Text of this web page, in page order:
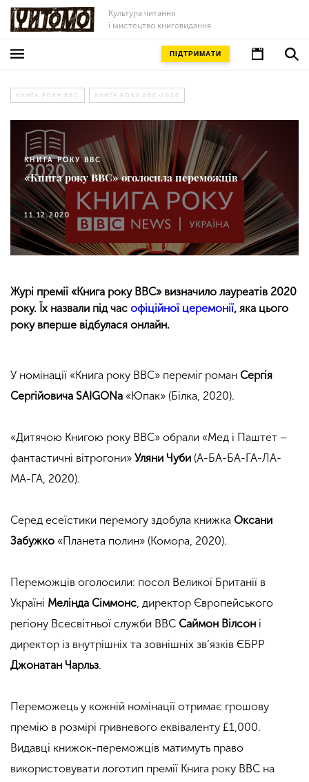
Культура читання
і мистецтво книговидання
ПІДТРИМАТИ
КНИГА РОКУ ВВС КНИГА РОКУ ВВС-2020
КНИГА РОКУ ВВС
«Книга року ВВС» оголосила переможців
11.12.2020
Журі премії «Книга року ВВС» визначило лауреатів 2020
року. Їх назвали під час офіційної церемонії, яка цього
року вперше відбулася онлайн.
У номінації «Книга року ВВС» переміг роман Сергія
Сергійовича SAIGONа «Юпак» (Білка, 2020).
«Дитячою Книгою року ВВС» обрали «Мед і Паштет –
фантастичні вітрогони» Уляни Чуби (А-БА-БА-ГА-ЛА-
МА-ГА, 2020).
Серед есеїстики перемогу здобула книжка Оксани
Забужко «Планета полин» (Комора, 2020).
Переможців оголосили: посол Великої Британії в
Україні Мелінда Сіммонс, директор Європейського
регіону Всесвітньої служби ВВС Саймон Вілсон і
директор із внутрішніх та зовнішніх зв’язків ЄБРР
Джонатан Чарльз.
Переможець у кожній номінації отримає грошову
премію в розмірі гривневого еквіваленту £1,000.
Видавці книжок-переможців матимуть право
використовувати логотип премії Книга року ВВС на